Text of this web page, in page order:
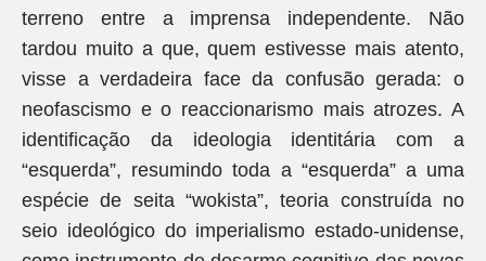
terreno entre a imprensa independente. Não
tardou muito a que, quem estivesse mais atento,
visse a verdadeira face da confusão gerada: o
neofascismo e o reaccionarismo mais atrozes. A
identificação da ideologia identitária com a
“esquerda”, resumindo toda a “esquerda” a uma
espécie de seita “wokista”, teoria construída no
seio ideológico do imperialismo estado-unidense,